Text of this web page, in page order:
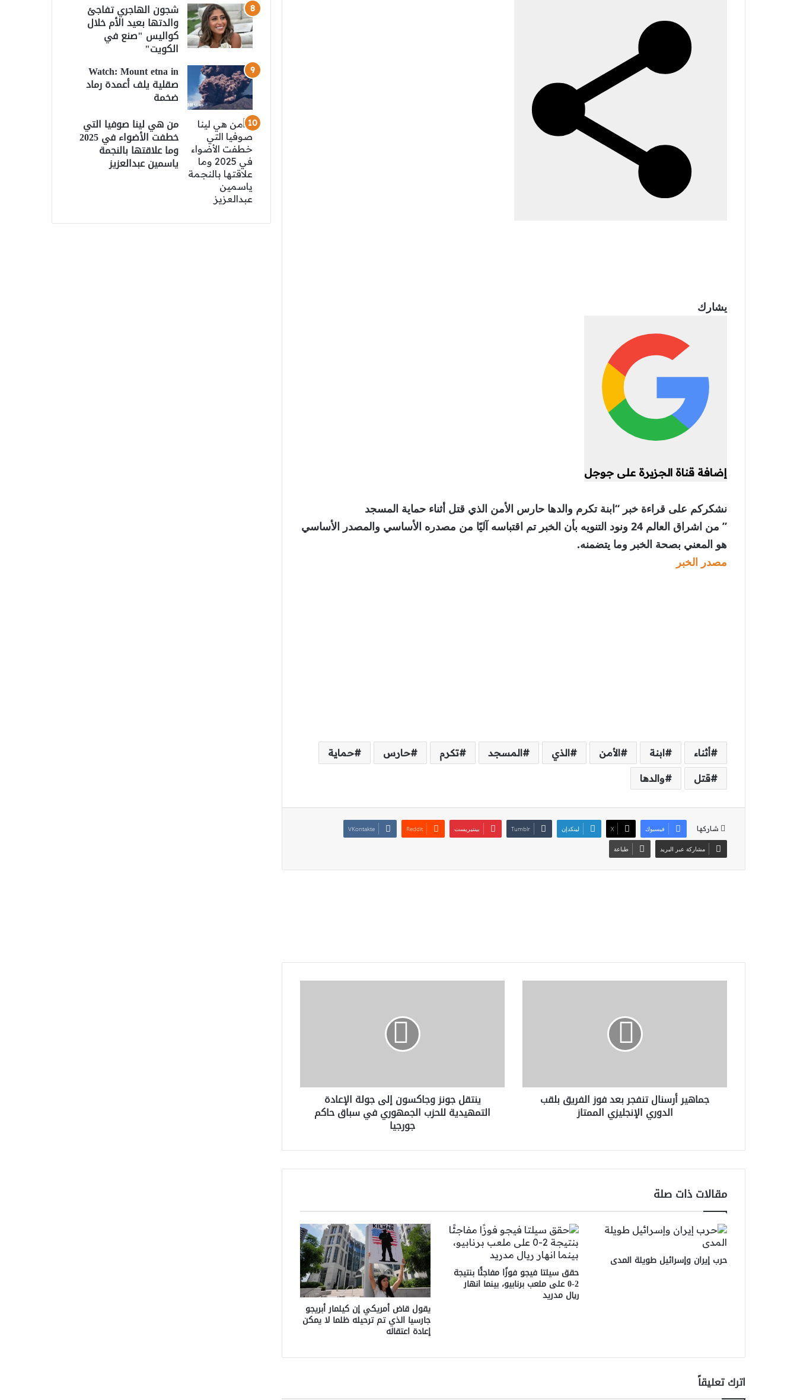
يشارك
إضافة قناة الجزيرة على جوجل
نشكركم على قراءة خبر “ابنة تكرم والدها حارس الأمن الذي قتل أثناء حماية المسجد
” من اشراق العالم 24 ونود التنويه بأن الخبر تم اقتباسه آليًا من مصدره الأساسي والمصدر الأساسي
هو المعني بصحة الخبر وما يتضمنه.
مصدر الخبر
أثناء ابنة الأمن الذي المسجد تكرم حارس حماية
قتل والدها
شاركها فيسبوك ‫X لينكدإن بينتيريست
مشاركة عبر البريد طباعة
الإنجليزي
الممتازجماهير أرسنال تنفجر بعد فوز الفريق بلقب
الدوري الإنجليزي الممتاز
الجمهوري
سباق
ينتقل جونز وجاكسون إلى جولة الإعادة
التمهيدية للحزب الجمهوري في سباق حاكم
جورجيا
مقالات ذات صلة
حرب إيران وإسرائيل طويلة المدى
حقق سيلتا فيجو فوزًا مفاجئًا بنتيجة
2-0 على ملعب برنابيو، بينما انهار
ريال مدريد
يقول قاض أمريكي إن كيلمار أبريجو
جارسيا الذي تم ترحيله ظلما لا يمكن
إعادة اعتقاله
اترك تعليقاً
شجون الهاجري تفاجئ
والدتها بعيد الأم خلال
كواليس "صنع في
الكويت"
Watch: Mount etna in
صقلية يلف أعمدة رماد
ضخمة
من هي لينا صوفيا التي
خطفت الأضواء في 2025
وما علاقتها بالنجمة
ياسمين عبدالعزيز